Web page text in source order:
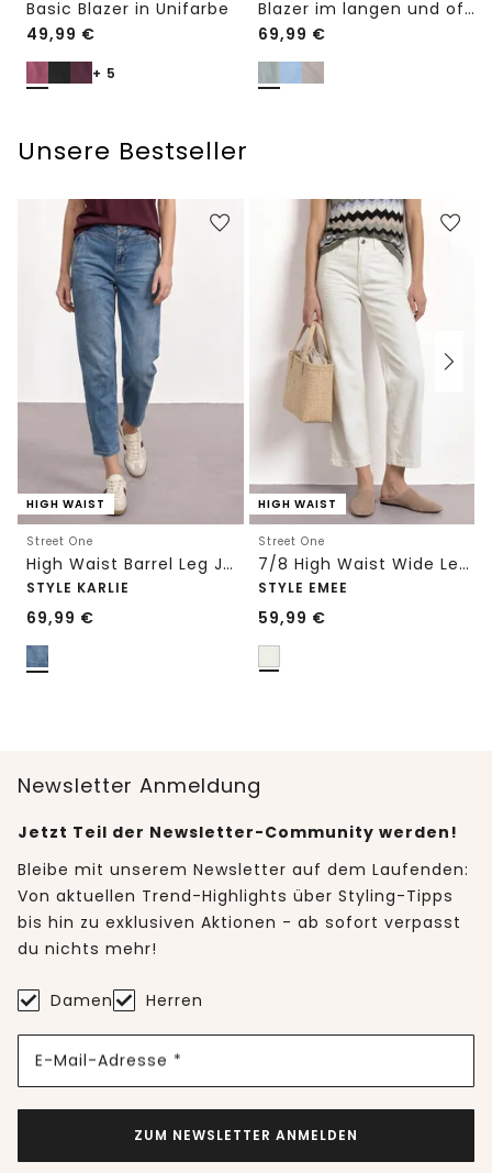
Basic Blazer in Unifarbe
49,99 €
+ 5
Blazer im langen und offenen Schnitt
69,99 €
Unsere Bestseller
HIGH WAIST
Street One
High Waist Barrel Leg Jeans im Loose Fit
STYLE KARLIE
69,99 €
HIGH WAIST
Street One
7/8 High Waist Wide Leg Jeans im Loose Fit
STYLE EMEE
59,99 €
Newsletter Anmeldung
Jetzt Teil der Newsletter-Community werden!
Bleibe mit unserem Newsletter auf dem Laufenden:
Von aktuellen Trend-Highlights über Styling-Tipps
bis hin zu exklusiven Aktionen - ab sofort verpasst
du nichts mehr!
Damen Herren
E-Mail-Adresse *
ZUM NEWSLETTER ANMELDEN